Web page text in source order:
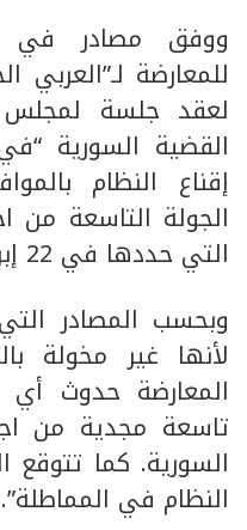
ووفق مصادر في
للمعارضة
لعقد جلسة لمجلس
القضية السورية
إقناع النظام
الجولة التاسعة من
التي حددها في 22 إبريل المقبل”.
وبحسب المصادر
لأنها غير مخولة
المعارضة حدوث
تاسعة مجدية من
السورية. كما تتوقع
النظام في المماطلة”.